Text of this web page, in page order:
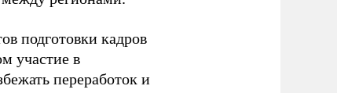
подготовки кадров
участие в
переработок и